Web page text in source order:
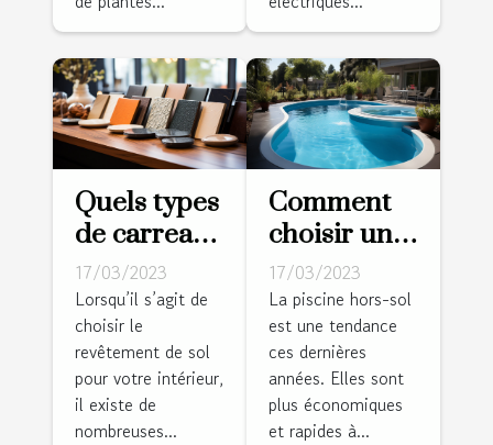
et productif
?
Quels types
de carreaux
pour votre
intérieur ?
17/03/2023
Lorsqu’il s’agit de
choisir le
revêtement de sol
pour votre intérieur,
il existe de
nombreuses...
Comment
choisir un
modèle de
piscine
hors-sol ?
17/03/2023
La piscine hors-sol
est une tendance
ces dernières
années. Elles sont
plus économiques
et rapides à...